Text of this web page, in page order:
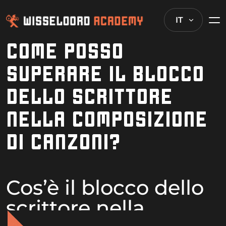
IT
COME POSSO
SUPERARE IL BLOCCO
DELLO SCRITTORE
NELLA COMPOSIZIONE
DI CANZONI?
Cos’è il blocco dello
scrittore nella